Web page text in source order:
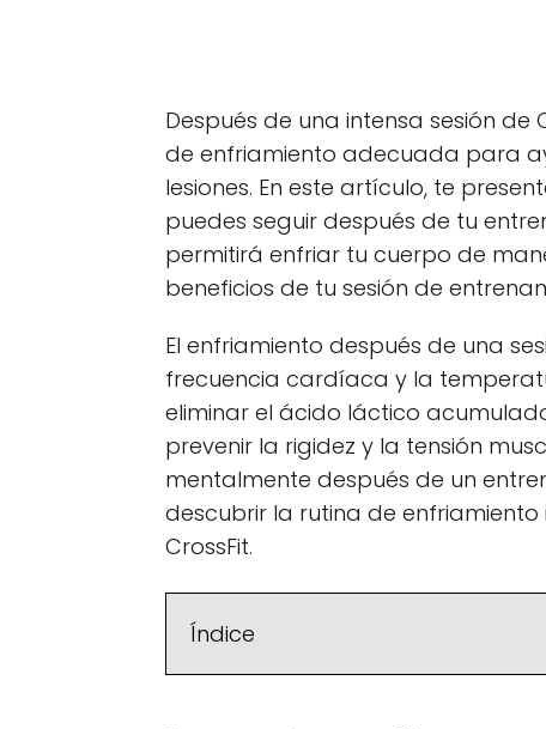
Después de una intensa sesión
de enfriamiento adecuada para
lesiones. En este artículo, te
puedes seguir después de tu
permitirá enfriar tu cuerpo de
beneficios de tu sesión de
El enfriamiento después de una
frecuencia cardíaca y la
eliminar el ácido láctico
prevenir la rigidez y la tensión
mentalmente después de un
descubrir la rutina de
CrossFit.
Índice